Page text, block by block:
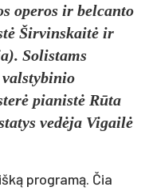
operos ir belcanto
Širvinskaitė ir
Solistams
pianistė Rūta
vedėja Vigailė
programą. Čia